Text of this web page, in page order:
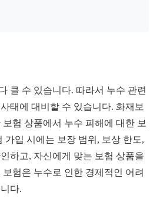
클 수 있습니다. 따라서 누수 관련
태에 대비할 수 있습니다. 화재보
험 상품에서 누수 피해에 대한 보
가입 시에는 보장 범위, 보상 한도,
하고, 자신에게 맞는 보험 상품을
험은 누수로 인한 경제적인 어려
다.